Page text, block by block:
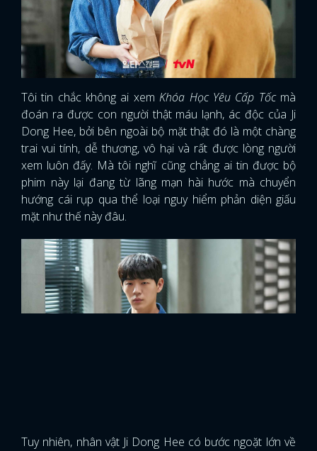
ĐĂNG NHẬP
Tôi tin chắc không ai xemKhóa Học Yêu Cấp Tốc mà
đoán ra được con người thật máu lạnh, ác độc của Ji
Dong Hee, bởi bên ngoài bộ mặt thật đó là một chàng
trai vui tính, dễ thương, vô hại và rất được lòng người
xem luôn đấy. Mà tôi nghĩ cũng chẳng ai tin được bộ
phim này lại đang từ lãng mạn hài hước mà chuyển
hướng cái rụp qua thể loại nguy hiểm phản diện giấu
mặt như thế này đâu.
Tuy nhiên, nhân vật Ji Dong Hee có bước ngoặt lớn về